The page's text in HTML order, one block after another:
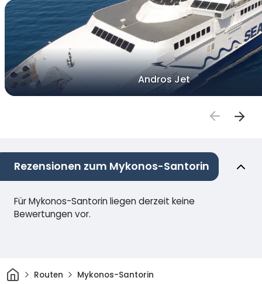
Andros Jet
Rezensionen zum Mykonos-Santorin
Für Mykonos-Santorin liegen derzeit keine
Bewertungen vor.
HeimRouten Mykonos-Santorin